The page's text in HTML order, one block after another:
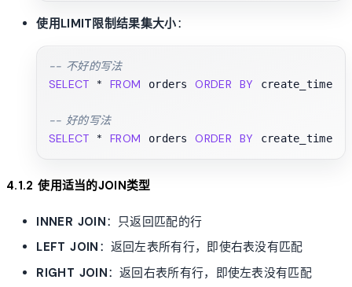
使用LIMIT限制结果集大小：
-- 不好的写法
SELECT
* FROM orders ORDER BY create_time
-- 好的写法
SELECT
* FROM orders ORDER BY create_time
4.1.2 使用适当的JOIN类型
INNER JOIN：只返回匹配的行
LEFT JOIN ：返回左表所有行，即使右表没有匹配
RIGHT JOIN：返回右表所有行，即使左表没有匹配